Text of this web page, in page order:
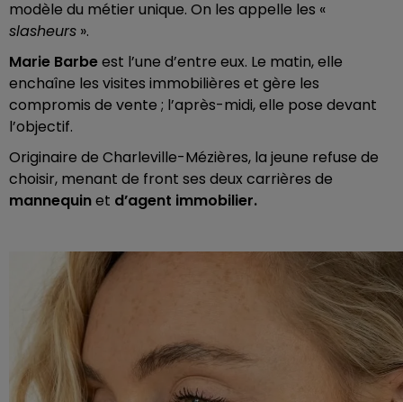
modèle du métier unique. On les appelle les «
slasheurs ».
Marie Barbeest l’une d’entre eux. Le matin, elle
enchaîne les visites immobilières et gère les
compromis de vente ; l’après-midi, elle pose devant
l’objectif.
Originaire de Charleville-Mézières, la jeune refuse de
choisir, menant de front ses deux carrières de
mannequinet d’agent immobilier.